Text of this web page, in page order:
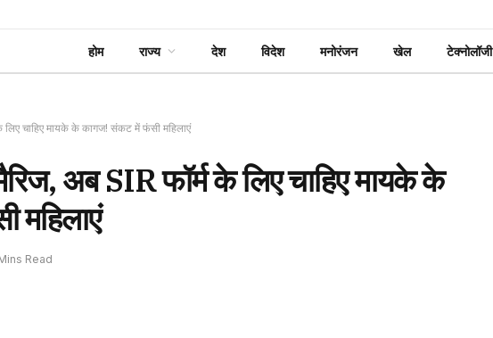
होम राज्य देश विदेश मनोरंजन खेल टेक्नोलॉजी
चाहिए मायके के कागज! संकट में फंसी महिलाएं
अब SIR फॉर्म के लिए चाहिए मायके के
Read